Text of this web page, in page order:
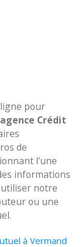
pour
Crédit
de
l'une
informations
utiliser notre
ou une
à Vermand